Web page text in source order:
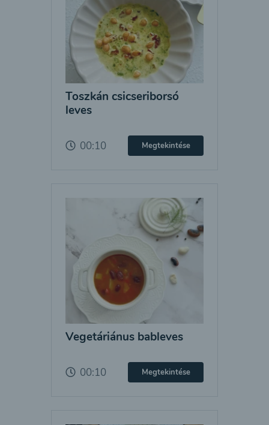
Toszkán csicseriborsó
leves
00:10 Megtekintése
Vegetáriánus bableves
00:10 Megtekintése